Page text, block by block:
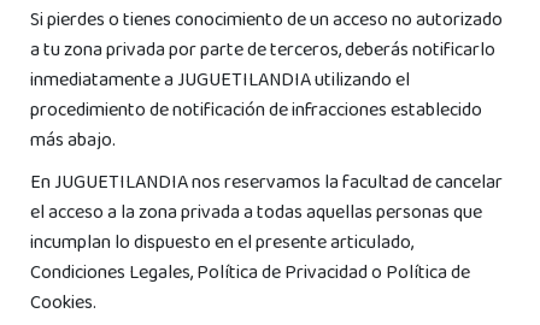
Si pierdes o tienes conocimiento de un acceso no autorizado
a tu zona privada por parte de terceros, deberás notificarlo
inmediatamente a JUGUETILANDIA utilizando el
procedimiento de notificación de infracciones establecido
más abajo.
En JUGUETILANDIA nos reservamos la facultad de cancelar
el acceso a la zona privada a todas aquellas personas que
incumplan lo dispuesto en el presente articulado,
Condiciones Legales, Política de Privacidad o Política de
Cookies.